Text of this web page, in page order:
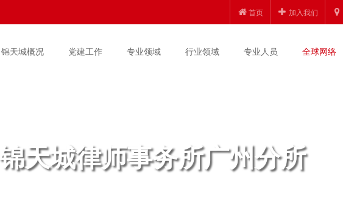
首页 加入我们
锦天城概况 党建工作 专业领域 行业领域 专业人员 全球网络
锦天城律师事务所广州分所